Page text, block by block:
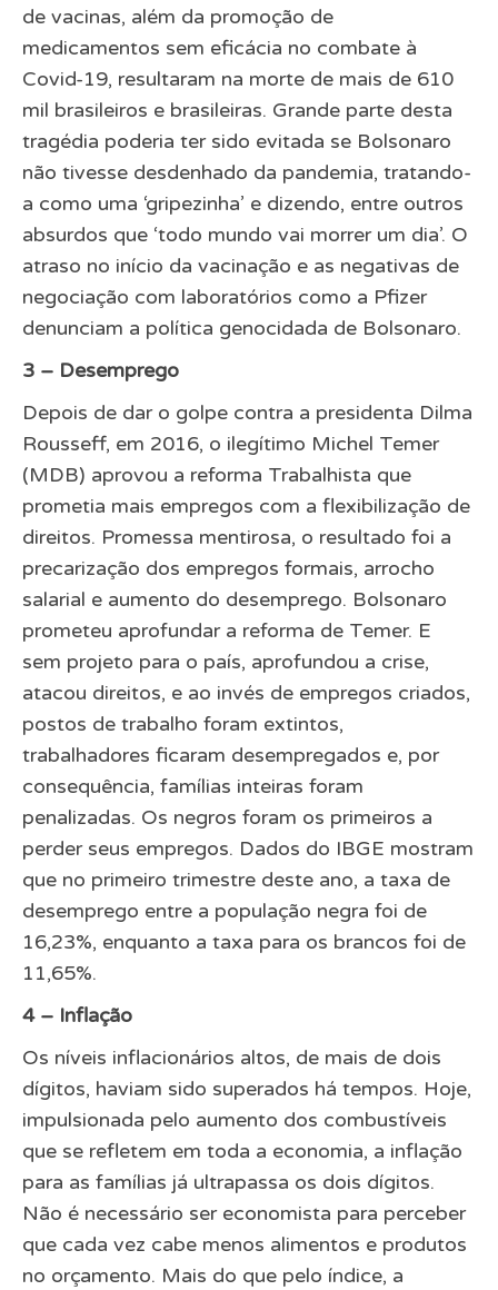
de vacinas, além da promoção de
medicamentos sem eficácia no combate à
Covid-19, resultaram na morte de mais de 610
mil brasileiros e brasileiras. Grande parte desta
tragédia poderia ter sido evitada se Bolsonaro
não tivesse desdenhado da pandemia, tratando-
a como uma ‘gripezinha’ e dizendo, entre outros
absurdos que ‘todo mundo vai morrer um dia’. O
atraso no início da vacinação e as negativas de
negociação com laboratórios como a Pfizer
denunciam a política genocidada de Bolsonaro.
3 – Desemprego
Depois de dar o golpe contra a presidenta Dilma
Rousseff, em 2016, o ilegítimo Michel Temer
(MDB) aprovou a reforma Trabalhista que
prometia mais empregos com a flexibilização de
direitos. Promessa mentirosa, o resultado foi a
precarização dos empregos formais, arrocho
salarial e aumento do desemprego. Bolsonaro
prometeu aprofundar a reforma de Temer. E
sem projeto para o país, aprofundou a crise,
atacou direitos, e ao invés de empregos criados,
postos de trabalho foram extintos,
trabalhadores ficaram desempregados e, por
consequência, famílias inteiras foram
penalizadas. Os negros foram os primeiros a
perder seus empregos. Dados do IBGE mostram
que no primeiro trimestre deste ano, a taxa de
desemprego entre a população negra foi de
16,23%, enquanto a taxa para os brancos foi de
11,65%.
4 – Inflação
Os níveis inflacionários altos, de mais de dois
dígitos, haviam sido superados há tempos. Hoje,
impulsionada pelo aumento dos combustíveis
que se refletem em toda a economia, a inflação
para as famílias já ultrapassa os dois dígitos.
Não é necessário ser economista para perceber
que cada vez cabe menos alimentos e produtos
no orçamento. Mais do que pelo índice, a